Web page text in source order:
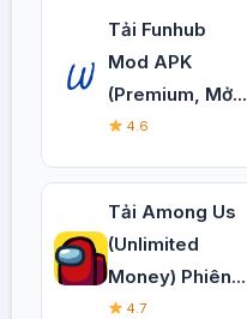
Tải Funhub
Mod APK
(Premium, Mở...
4.6
Tải Among Us
(Unlimited
Money) Phiên...
4.7